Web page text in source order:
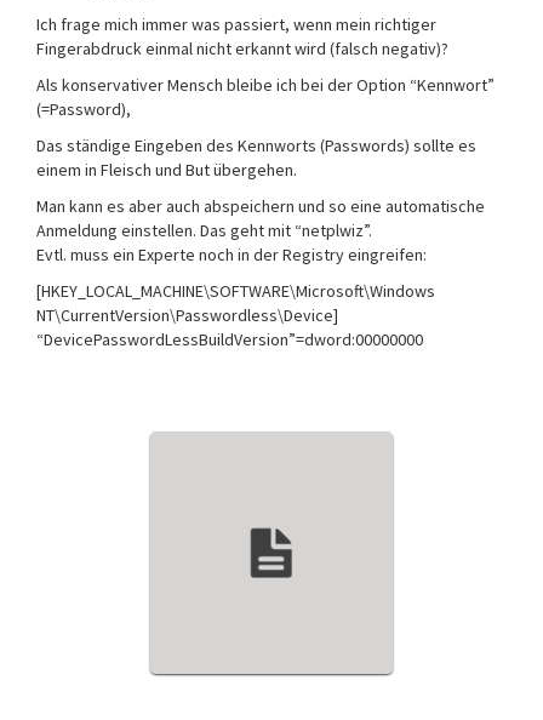
Ich frage mich immer was passiert, wenn mein richtiger
Fingerabdruck einmal nicht erkannt wird (falsch negativ)?
Als konservativer Mensch bleibe ich bei der Option “Kennwort”
(=Password),
Das ständige Eingeben des Kennworts (Passwords) sollte es
einem in Fleisch und But übergehen.
Man kann es aber auch abspeichern und so eine automatische
Anmeldung einstellen. Das geht mit “netplwiz”.
Evtl. muss ein Experte noch in der Registry eingreifen:
[HKEY_LOCAL_MACHINE\SOFTWARE\Microsoft\Windows
NT\CurrentVersion\Passwordless\Device]
“DevicePasswordLessBuildVersion”=dword:00000000